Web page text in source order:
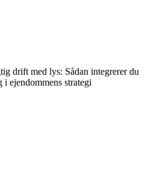
drift med lys: Sådan integrerer du
i ejendommens strategi